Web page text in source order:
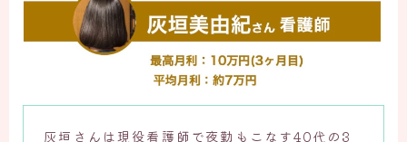
灰垣さんは現役看護師で夜勤もこなす40代の3